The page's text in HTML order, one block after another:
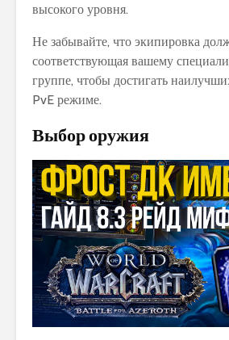
высокого уровня.
Не забывайте, что экипировка
соответствующая вашему
группе, чтобы достигать
PvE режиме.
Выбор оружия